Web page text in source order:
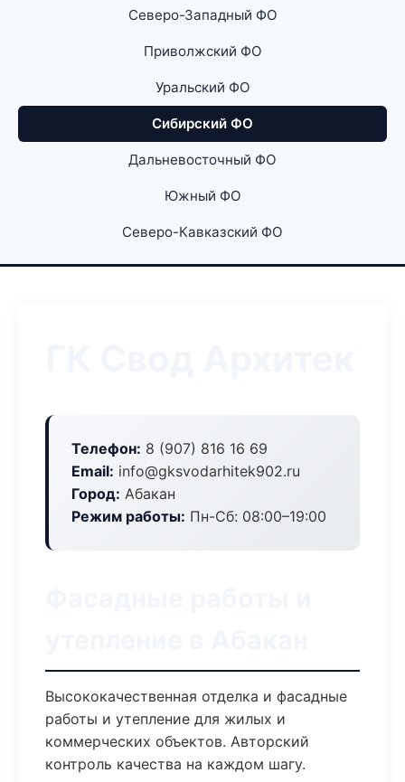
Северо-Западный ФО
Приволжский ФО
Уральский ФО
Сибирский ФО
Дальневосточный ФО
Южный ФО
Северо-Кавказский ФО
Телефон: 8 (907) 816 16 69
Email: info@gksvodarhitek902.ru
Город: Абакан
Режим работы: Пн-Сб: 08:00–19:00
Высококачественная отделка и фасадные
работы и утепление для жилых и
коммерческих объектов. Авторский
контроль качества на каждом шагу.